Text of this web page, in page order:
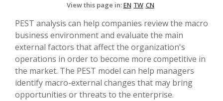
View this page in:EN TW CN
PEST analysis can help companies review the macro
business environment and evaluate the main
external factors that affect the organization's
operations in order to become more competitive in
the market. The PEST model can help managers
identify macro-external changes that may bring
opportunities or threats to the enterprise.